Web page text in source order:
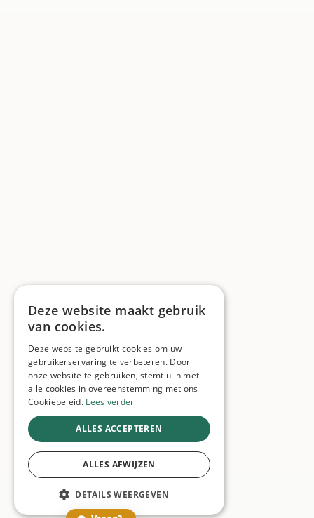
Deze website maakt gebruik
van cookies.
Deze website gebruikt cookies om uw
gebruikerservaring te verbeteren. Door
onze website te gebruiken, stemt u in met
alle cookies in overeenstemming met ons
Cookiebeleid. Lees verder
ALLES ACCEPTEREN
ALLES AFWIJZEN
DETAILS WEERGEVEN